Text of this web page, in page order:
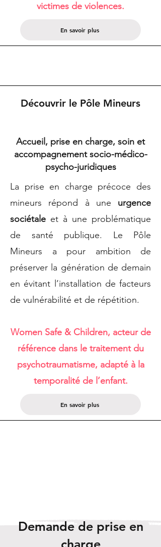
victimes de violences.
En savoir plus
Découvrir le Pôle Mineurs
Accueil, prise en charge, soin et
accompagnement socio-médico-
psycho-juridiques
La prise en charge précoce des
mineurs répond à une urgence
sociétale et à une problématique
de santé publique. Le Pôle
Mineurs a pour ambition de
préserver la génération de demain
en évitant l’installation de facteurs
de vulnérabilité et de répétition.
Women Safe & Children, acteur de
référence dans le traitement du
psychotraumatisme, adapté à la
temporalité de l’enfant.
En savoir plus
Demande de prise en
charge